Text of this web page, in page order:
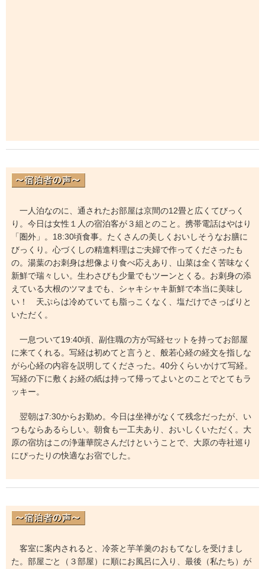
一人泊なのに、通されたお部屋は京間の12畳と広くてびっく
り。今日は女性１人の宿泊客が３組とのこと。携帯電話はやはり
「圏外」。18:30頃食事。たくさんの美しくおいしそうなお膳に
びっくり。心づくしの精進料理はご夫婦で作ってくださったも
の。湯葉のお刺身は想像より食べ応えあり、山菜は全く苦味なく
新鮮で瑞々しい。生わさびも少量でもツーンとくる。お刺身の添
えている大根のツマまでも、シャキシャキ新鮮で本当に美味し
い！ 天ぷらは冷めていても脂っこくなく、塩だけでさっぱりと
いただく。
一息ついて19:40頃、副住職の方が写経セットを持ってお部屋
に来てくれる。写経は初めてと言うと、般若心経の経文を指しな
がら心経の内容を説明してくださった。40分くらいかけて写経。
写経の下に敷くお経の紙は持って帰ってよいとのことでとてもラ
ッキー。
翌朝は7:30からお勤め。今日は坐禅がなくて残念だったが、い
つもならあるらしい。朝食も一工夫あり、おいしくいただく。大
原の宿坊はこの浄蓮華院さんだけということで、大原の寺社巡り
にぴったりの快適なお宿でした。
客室に案内されると、冷茶と芋羊羹のおもてなしを受けまし
た。部屋ごと（３部屋）に順にお風呂に入り、最後（私たち）が